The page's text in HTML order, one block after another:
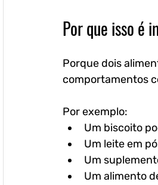
Por que isso é
Porque dois
comportamentos
Por exemplo:
Um biscoito
Um leite em
Um
Um alimento